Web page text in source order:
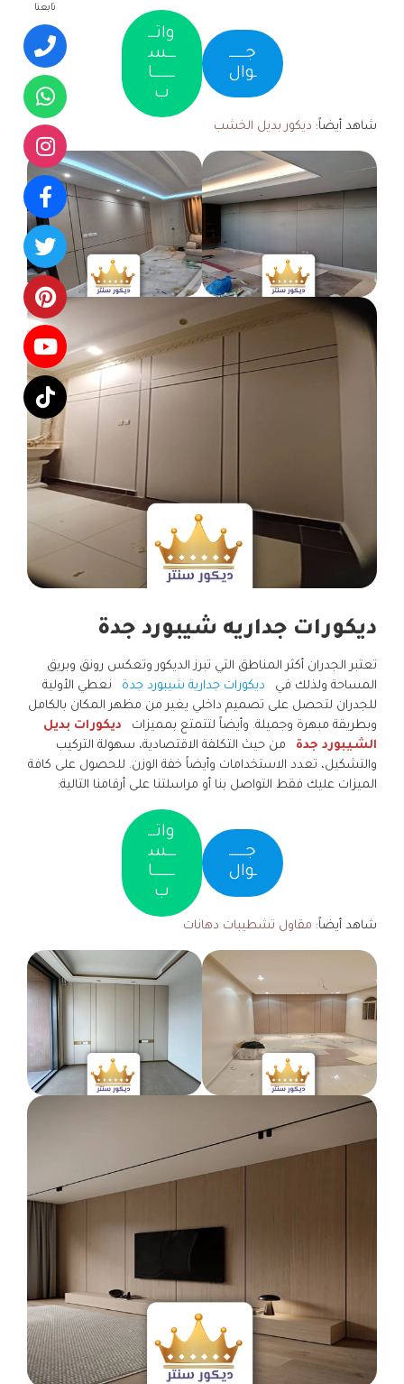
جــــــ
ـوال
واتـــ
ـــس
ــــــــا
ب
شاهد أيضاً: ديكور بديل الخشب
ديكورات جداريه شيبورد جدة
تعتبر الجدران أكثر المناطق التي تبرز الديكور وتعكس رونق وبريق
المساحة ولذلك في
ديكورات جدارية شيبورد جدة
نعطي الأولية
للجدران لتحصل على تصميم داخلي يغير من مظهر المكان بالكامل
وبطريقة مبهرة وجميلة. وأيضاً لتتمتع بمميزات
ديكورات بديل
الشيبورد جدة
من حيث التكلفة الاقتصادية، سهولة التركيب
والتشكيل، تعدد الاستخدامات وأيضاً خفة الوزن. للحصول على كافة
الميزات عليك فقط التواصل بنا أو مراسلتنا على أرقامنا التالية:
جــــــ
ـوال
واتـــ
ـــس
ــــــــا
ب
شاهد أيضاً: مقاول تشطيبات دهانات
تابعنا